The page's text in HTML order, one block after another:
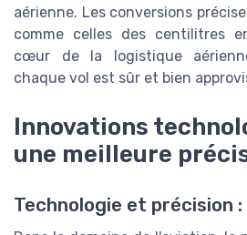
aérienne. Les conversions
comme celles des centilitres
cœur de la logistique
chaque vol est sûr et bien
Innovations
une meilleure
Technologie et précision